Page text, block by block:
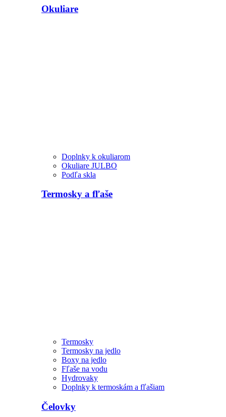
Okuliare
Doplnky k okuliarom
Okuliare JULBO
Podľa skla
Termosky a fľaše
Termosky
Termosky na jedlo
Boxy na jedlo
Fľaše na vodu
Hydrovaky
Doplnky k termoskám a fľašiam
Čelovky